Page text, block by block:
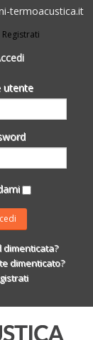
termoacustica.it
Registrati
utente
dimenticata?
dimenticato?
a secco
secco